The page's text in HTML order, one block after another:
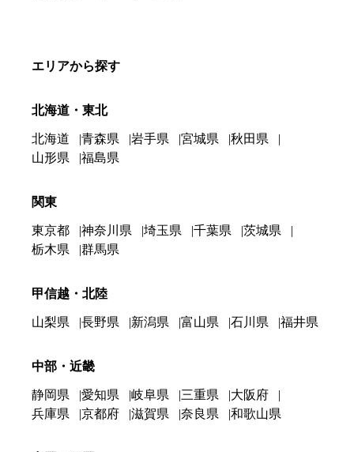
エリアから探す
北海道・東北
北海道 青森県 岩手県 宮城県
秋田県
山形県
福島県
関東
東京都 神奈川県 埼玉県 千葉県
茨城県
栃木県
群馬県
甲信越・北陸
山梨県 長野県 新潟県 富山県 石川県 福井県
中部・近畿
静岡県 愛知県 岐阜県 三重県
大阪府
兵庫県
京都府 滋賀県 奈良県 和歌山県